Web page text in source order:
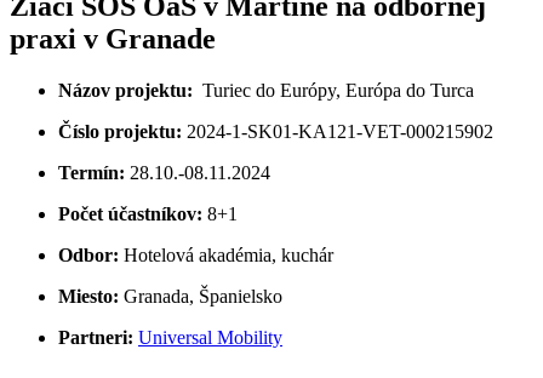
praxi v Granade
Názov projektu: Turiec do Európy, Európa do Turca
Číslo projektu: 2024-1-SK01-KA121-VET-000215902
Termín: 28.10.-08.11.2024
Počet účastníkov: 8+1
Odbor: Hotelová akadémia, kuchár
Miesto: Granada, Španielsko
Partneri: Universal Mobility